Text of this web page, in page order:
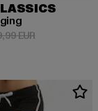
40,19 EUR
EURAktionspreis: